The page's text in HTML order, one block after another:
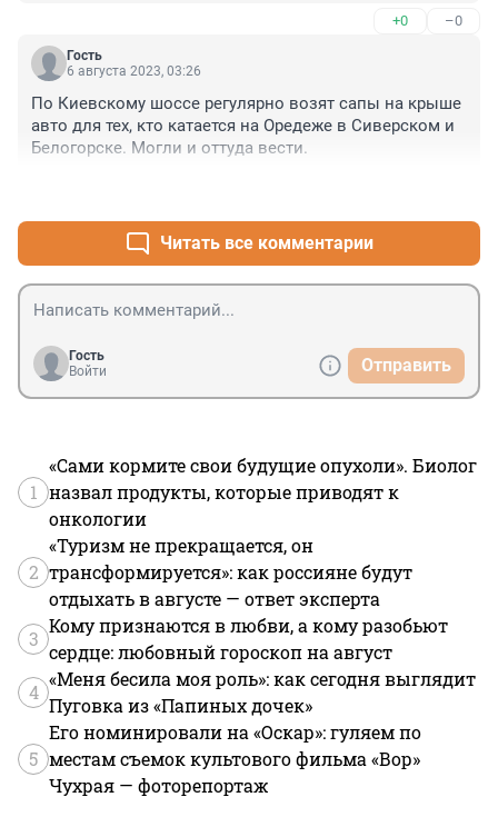
+0 –0
Гость
6 августа 2023, 03:26
По Киевскому шоссе регулярно возят сапы на крыше
авто для тех, кто катается на Оредеже в Сиверском и
Белогорске. Могли и оттуда вести.
Читать все комментарии
Гость
Войти
Отправить
1
«Сами кормите свои будущие опухоли». Биолог
назвал продукты, которые приводят к
онкологии
2
«Туризм не прекращается, он
трансформируется»: как россияне будут
отдыхать в августе — ответ эксперта
3
Кому признаются в любви, а кому разобьют
сердце: любовный гороскоп на август
4
«Меня бесила моя роль»: как сегодня выглядит
Пуговка из «Папиных дочек»
5
Его номинировали на «Оскар»: гуляем по
местам съемок культового фильма «Вор»
Чухрая — фоторепортаж